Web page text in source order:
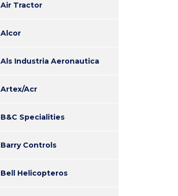
Air Tractor
Alcor
Als Industria Aeronautica
Artex/Acr
B&C Specialities
Barry Controls
Bell Helicopteros